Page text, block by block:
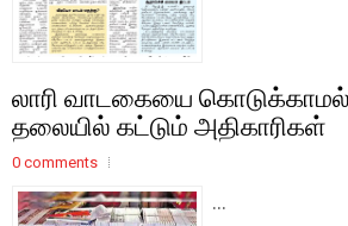
லாரி வாடகையை கொடுக்காமல்
தலையில் கட்டும் அதிகாரிகள்
0 comments
...